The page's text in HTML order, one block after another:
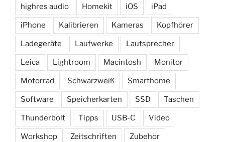
highres audio Homekit iOS iPad
iPhone Kalibrieren Kameras Kopfhörer
Ladegeräte Laufwerke Lautsprecher
Leica Lightroom Macintosh Monitor
Motorrad Schwarzweiß Smarthome
Software Speicherkarten SSD Taschen
Thunderbolt Tipps USB-C Video
Workshop Zeitschriften Zubehör